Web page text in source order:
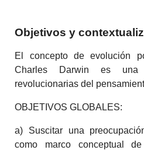
Objetivos y
El concepto de evolución
Charles Darwin es
revolucionarias del
OBJETIVOS GLOBALES:
a) Suscitar una
como marco conceptual